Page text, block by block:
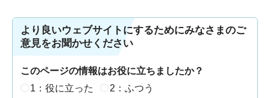
より良いウェブサイトにするためにみなさまのご
意見をお聞かせください
このページの情報はお役に立ちましたか？
1：役に立った
2：ふつう